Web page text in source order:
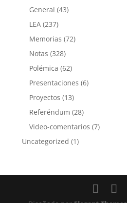
General (43)
LEA(237)
Memorias (72)
Notas (328)
Polémica (62)
Presentaciones (6)
Proyectos (13)
Referéndum (28)
Video-comentarios (7)
Uncategorized (1)